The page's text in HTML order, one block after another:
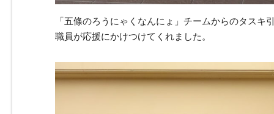
「五條のろうにゃくなんにょ」チームからのタス
職員が応援にかけつけてくれました。